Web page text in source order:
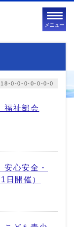
メニュー
18-0-0-0-0-0-0-0
祉部会
心安全・
日開催）